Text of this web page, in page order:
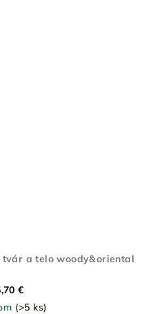
tvár a telo woody&oriental
€
(>5 ks)